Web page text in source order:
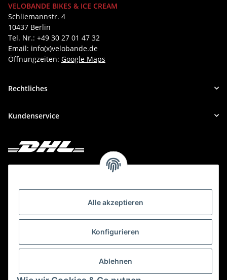
Alle akzeptieren
Konfigurieren
Ablehnen
VELOBANDE BIKES & ICE CREAM
Schliemannstr. 4
10437 Berlin
Tel. Nr.: +49 30 27 01 47 32
Email: info(x)velobande.de
Öffnungzeiten: Google Maps
Rechtliches
Kundenservice
Deine Bestellung versenden wir mit DHL!